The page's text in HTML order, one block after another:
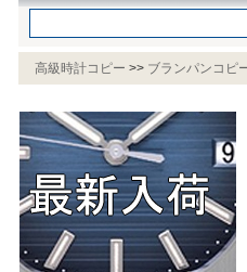
高級時計コピー >> ブランパンコピ